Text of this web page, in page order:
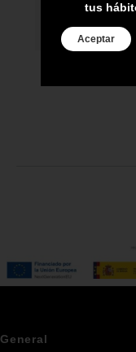
PRECIO
IGIC
General
tus
Aceptar